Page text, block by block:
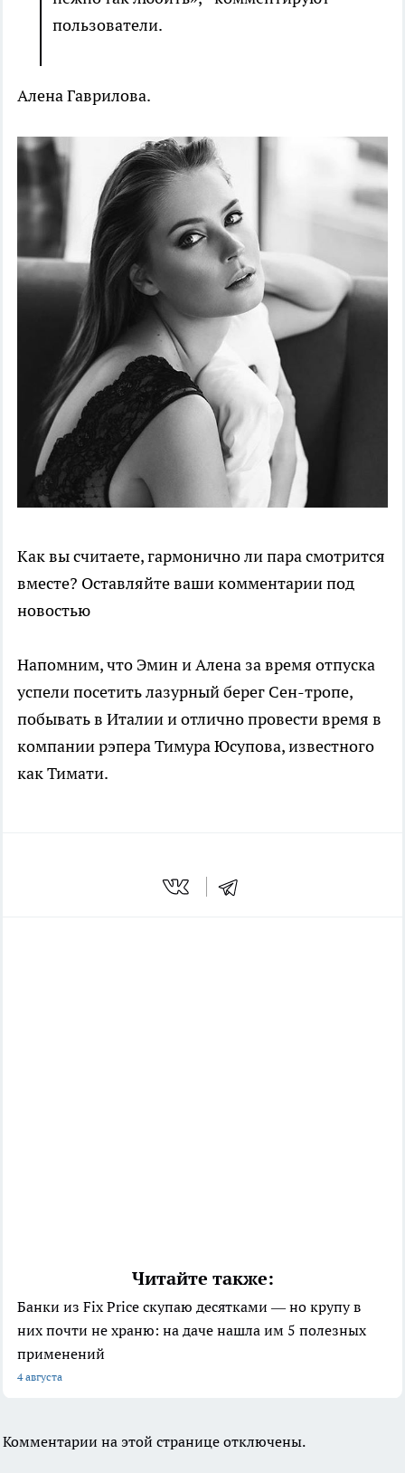
пользователи.
Алена Гаврилова.
Как вы считаете, гармонично ли пара смотрится
вместе? Оставляйте ваши комментарии под
новостью
Напомним, что Эмин и Алена за время отпуска
успели посетить лазурный берег Сен-тропе,
побывать в Италии и отлично провести время в
компании рэпера Тимура Юсупова, известного
как Тимати.
Читайте также:
Банки из Fix Price скупаю десятками — но крупу в
них почти не храню: на даче нашла им 5 полезных
применений
4 августа
Комментарии на этой странице отключены.